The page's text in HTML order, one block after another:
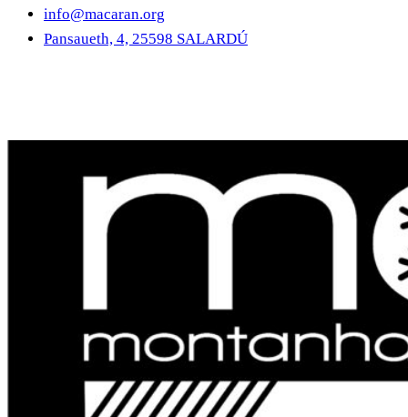
info@macaran.org
Pansaueth, 4, 25598 SALARDÚ